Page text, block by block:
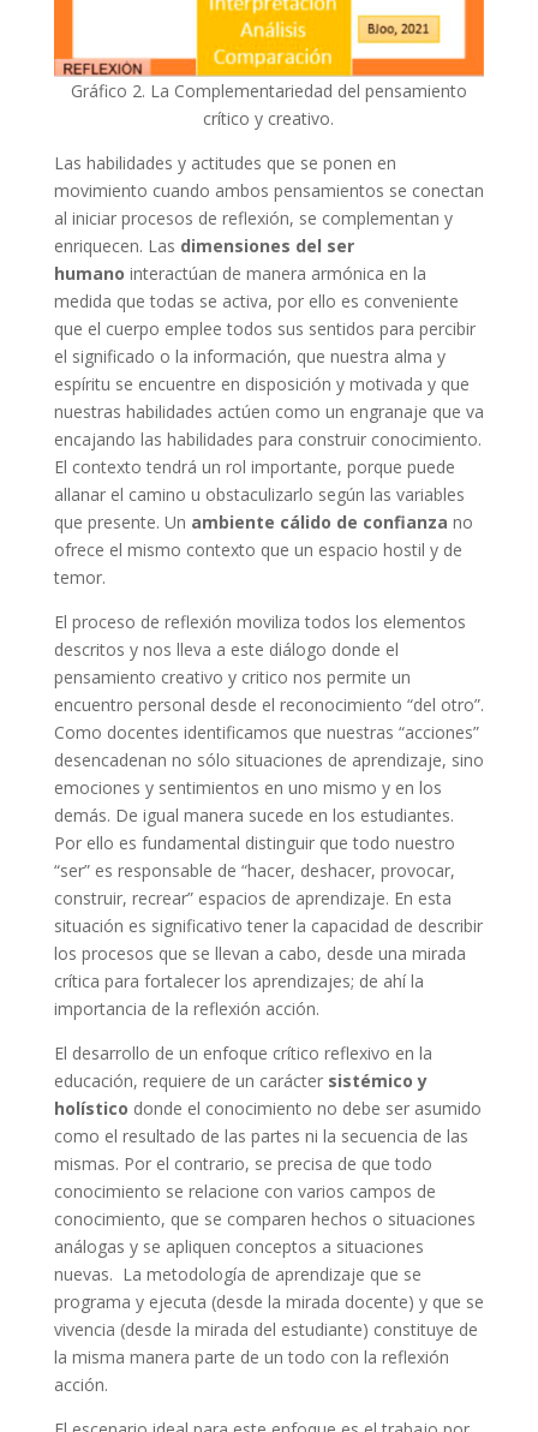
Gráfico 2. La Complementariedad del pensamiento
crítico y creativo.
Las habilidades y actitudes que se ponen en
movimiento cuando ambos pensamientos se conectan
al iniciar procesos de reflexión, se complementan y
enriquecen. Las dimensiones del ser
humano interactúan de manera armónica en la
medida que todas se activa, por ello es conveniente
que el cuerpo emplee todos sus sentidos para percibir
el significado o la información, que nuestra alma y
espíritu se encuentre en disposición y motivada y que
nuestras habilidades actúen como un engranaje que va
encajando las habilidades para construir conocimiento.
El contexto tendrá un rol importante, porque puede
allanar el camino u obstaculizarlo según las variables
que presente. Un ambiente cálido de confianza no
ofrece el mismo contexto que un espacio hostil y de
temor.
El proceso de reflexión moviliza todos los elementos
descritos y nos lleva a este diálogo donde el
pensamiento creativo y critico nos permite un
encuentro personal desde el reconocimiento “del otro”.
Como docentes identificamos que nuestras “acciones”
desencadenan no sólo situaciones de aprendizaje, sino
emociones y sentimientos en uno mismo y en los
demás. De igual manera sucede en los estudiantes.
Por ello es fundamental distinguir que todo nuestro
“ser” es responsable de “hacer, deshacer, provocar,
construir, recrear” espacios de aprendizaje. En esta
situación es significativo tener la capacidad de describir
los procesos que se llevan a cabo, desde una mirada
crítica para fortalecer los aprendizajes; de ahí la
importancia de la reflexión acción.
El desarrollo de un enfoque crítico reflexivo en la
educación, requiere de un carácter sistémico y
holístico donde el conocimiento no debe ser asumido
como el resultado de las partes ni la secuencia de las
mismas. Por el contrario, se precisa de que todo
conocimiento se relacione con varios campos de
conocimiento, que se comparen hechos o situaciones
análogas y se apliquen conceptos a situaciones
nuevas. La metodología de aprendizaje que se
programa y ejecuta (desde la mirada docente) y que se
vivencia (desde la mirada del estudiante) constituye de
la misma manera parte de un todo con la reflexión
acción.